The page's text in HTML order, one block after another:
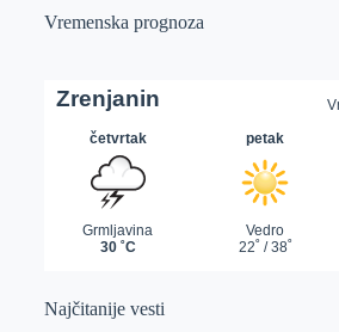
Vremenska prognoza
Najčitanije vesti